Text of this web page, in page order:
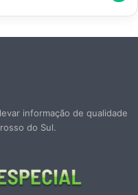
informação de qualidade
do Sul.